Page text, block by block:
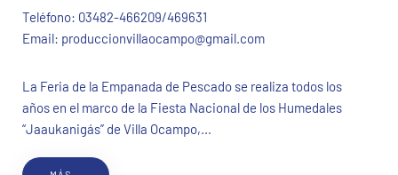
Teléfono: 03482-466209/469631
Email: produccionvillaocampo@gmail.com
La Feria de la Empanada de Pescado se realiza todos los
años en el marco de la Fiesta Nacional de los Humedales
“Jaaukanigás” de Villa Ocampo,...